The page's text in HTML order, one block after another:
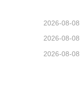
2026-08-08
2026-08-08
2026-08-08